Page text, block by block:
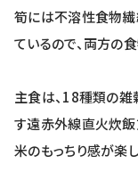
筍には不溶性食物
ているので、両方の
主食は、18種類の雑
す遠赤外線直火炊飯
米のもっちり感が楽